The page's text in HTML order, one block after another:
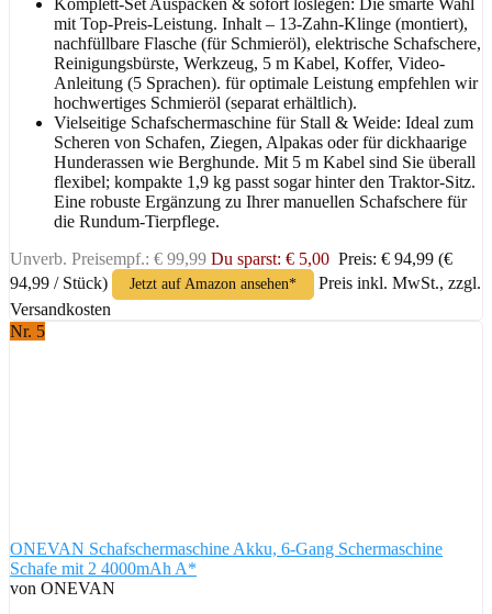
mit Top-Preis-Leistung. Inhalt – 13-Zahn-Klinge (montiert),
nachfüllbare Flasche (für Schmieröl), elektrische Schafschere,
Reinigungsbürste, Werkzeug, 5 m Kabel, Koffer, Video-
Anleitung (5 Sprachen). für optimale Leistung empfehlen wir
hochwertiges Schmieröl (separat erhältlich).
Vielseitige Schafschermaschine für Stall & Weide: Ideal zum
Scheren von Schafen, Ziegen, Alpakas oder für dickhaarige
Hunderassen wie Berghunde. Mit 5 m Kabel sind Sie überall
flexibel; kompakte 1,9 kg passt sogar hinter den Traktor-Sitz.
Eine robuste Ergänzung zu Ihrer manuellen Schafschere für
die Rundum-Tierpflege.
Unverb. Preisempf.: € 99,99 Du sparst: € 5,00 Preis: € 94,99 (€
94,99 / Stück)
Jetzt auf Amazon ansehen*
Preis inkl. MwSt., zzgl.
Versandkosten
Nr. 5
ONEVAN Schafschermaschine Akku, 6-Gang Schermaschine
Schafe mit 2 4000mAh A*
von ONEVAN